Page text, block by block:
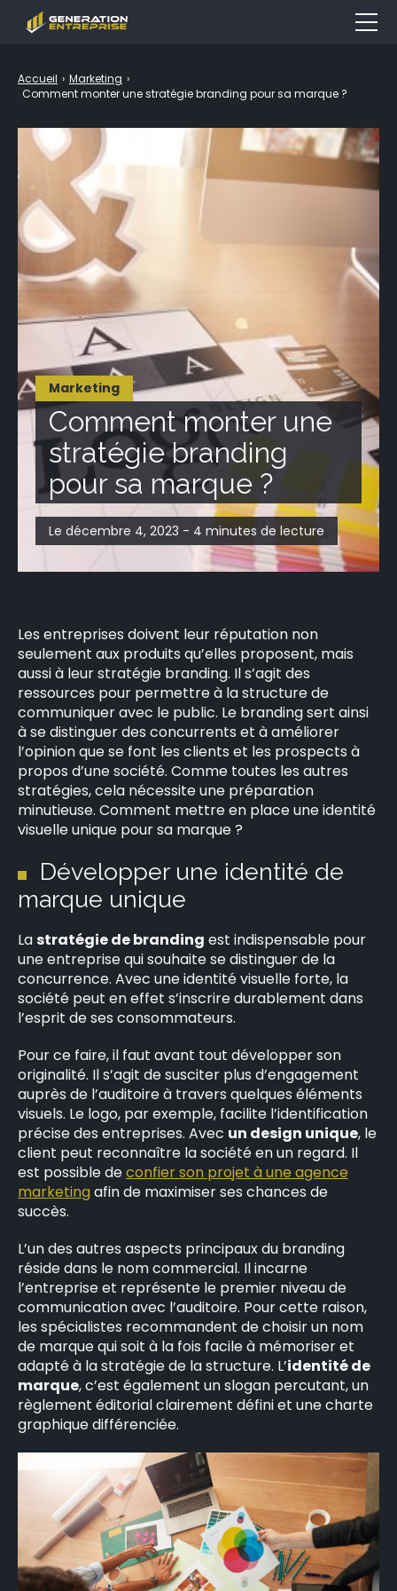
Marketing
Comment monter une
stratégie branding
pour sa marque ?
Le décembre 4, 2023 - 4 minutes de lecture
Accueil › Marketing ›
Comment monter une stratégie branding pour sa marque ?
Les entreprises doivent leur réputation non
seulement aux produits qu’elles proposent, mais
aussi à leur stratégie branding. Il s’agit des
ressources pour permettre à la structure de
communiquer avec le public. Le branding sert ainsi
à se distinguer des concurrents et à améliorer
l’opinion que se font les clients et les prospects à
propos d’une société. Comme toutes les autres
stratégies, cela nécessite une préparation
minutieuse. Comment mettre en place une identité
visuelle unique pour sa marque ?
Développer une identité de
marque unique
Lastratégie de branding est indispensable pour
une entreprise qui souhaite se distinguer de la
concurrence. Avec une identité visuelle forte, la
société peut en effet s’inscrire durablement dans
l’esprit de ses consommateurs.
Pour ce faire, il faut avant tout développer son
originalité. Il s’agit de susciter plus d’engagement
auprès de l’auditoire à travers quelques éléments
visuels. Le logo, par exemple, facilite l’identification
précise des entreprises. Avec un design unique, le
client peut reconnaître la société en un regard. Il
est possible deconfier son projet à une agence
marketing afin de maximiser ses chances de
succès.
L’un des autres aspects principaux du branding
réside dans le nom commercial. Il incarne
l’entreprise et représente le premier niveau de
communication avec l’auditoire. Pour cette raison,
les spécialistes recommandent de choisir un nom
de marque qui soit à la fois facile à mémoriser et
adapté à la stratégie de la structure. L’identité de
marque, c’est également un slogan percutant, un
règlement éditorial clairement défini et une charte
graphique différenciée.
Emploi & Formation
Finance
Marketing
Droit
Outils
LEXIQUE